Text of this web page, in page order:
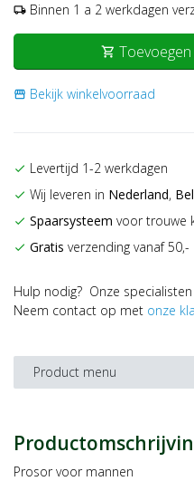
local_shipping Binnen 1 a 2 werkdagen
shopping_cart
storefront Bekijk winkelvoorraad
check Levertijd 1-2 werkdagen
check Wij leveren in Nederland,
check Spaarsysteem voor trouwe
check Gratis verzending vanaf 50,-
Hulp nodig? Onze
Neem contact op met onze
Product menu
Prosor voor mannen